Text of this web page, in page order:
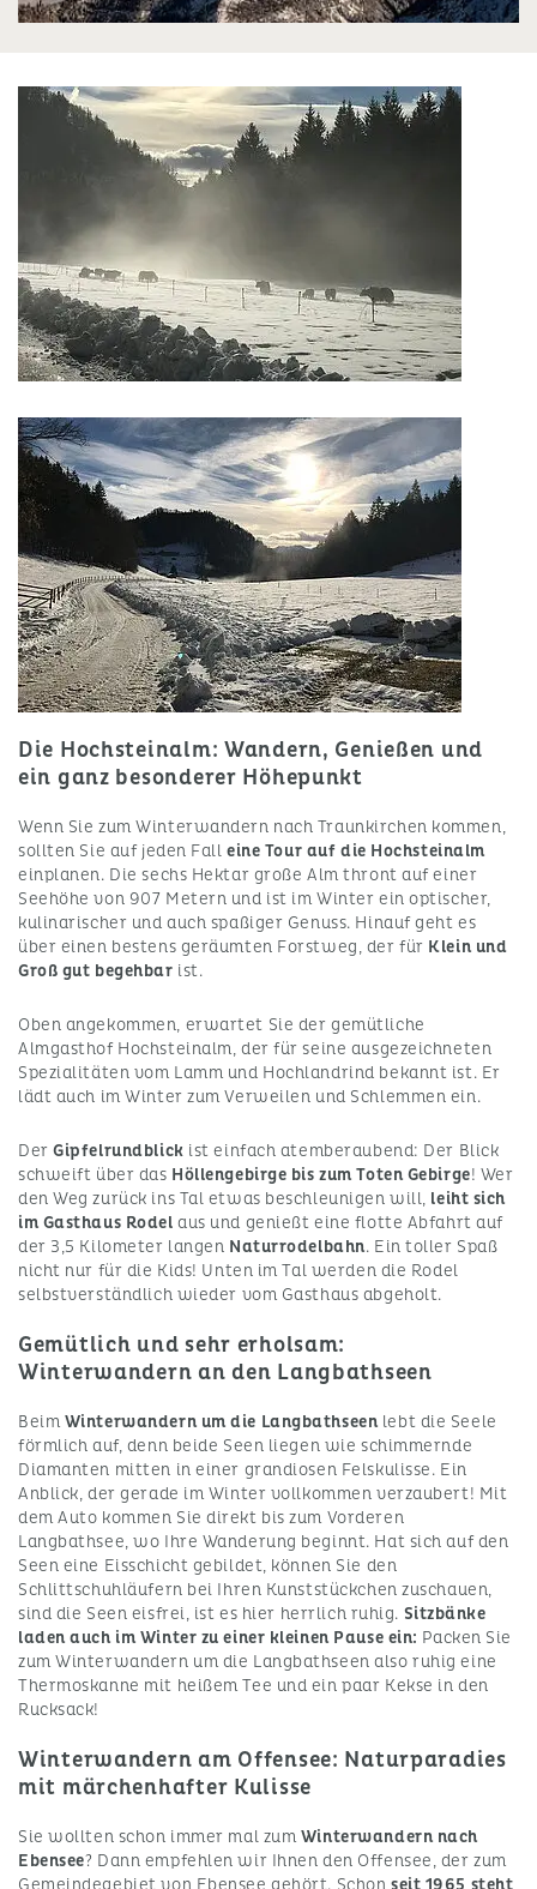
Die Hochsteinalm: Wandern, Genießen und
ein ganz besonderer Höhepunkt
Wenn Sie zum Winterwandern nach Traunkirchen kommen,
sollten Sie auf jeden Falleine Tour auf die Hochsteinalm
einplanen. Die sechs Hektar große Alm thront auf einer
Seehöhe von 907 Metern und ist im Winter ein optischer,
kulinarischer und auch spaßiger Genuss. Hinauf geht es
über einen bestens geräumten Forstweg, der für Klein und
Groß gut begehbar ist.
Oben angekommen, erwartet Sie der gemütliche
Almgasthof Hochsteinalm, der für seine ausgezeichneten
Spezialitäten vom Lamm und Hochlandrind bekannt ist. Er
lädt auch im Winter zum Verweilen und Schlemmen ein.
DerGipfelrundblick ist einfach atemberaubend: Der Blick
schweift über das Höllengebirge bis zum Toten Gebirge! Wer
den Weg zurück ins Tal etwas beschleunigen will, leiht sich
im Gasthaus Rodel aus und genießt eine flotte Abfahrt auf
der 3,5 Kilometer langen Naturrodelbahn. Ein toller Spaß
nicht nur für die Kids! Unten im Tal werden die Rodel
selbstverständlich wieder vom Gasthaus abgeholt.
Gemütlich und sehr erholsam:
Winterwandern an den Langbathseen
Beim Winterwandern um die Langbathseen lebt die Seele
förmlich auf, denn beide Seen liegen wie schimmernde
Diamanten mitten in einer grandiosen Felskulisse. Ein
Anblick, der gerade im Winter vollkommen verzaubert! Mit
dem Auto kommen Sie direkt bis zum Vorderen
Langbathsee, wo Ihre Wanderung beginnt. Hat sich auf den
Seen eine Eisschicht gebildet, können Sie den
Schlittschuhläufern bei Ihren Kunststückchen zuschauen,
sind die Seen eisfrei, ist es hier herrlich ruhig. Sitzbänke
laden auch im Winter zu einer kleinen Pause ein: Packen Sie
zum Winterwandern um die Langbathseen also ruhig eine
Thermoskanne mit heißem Tee und ein paar Kekse in den
Rucksack!
Winterwandern am Offensee: Naturparadies
mit märchenhafter Kulisse
Sie wollten schon immer mal zum Winterwandern nach
Ebensee? Dann empfehlen wir Ihnen den Offensee, der zum